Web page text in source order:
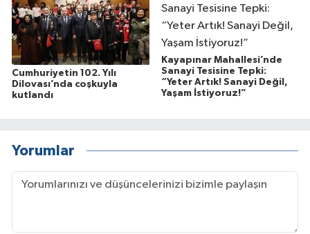
Cumhuriyetin 102. Yılı
Dilovası’nda coşkuyla
kutlandı
Kayapınar Mahallesi’nde
Sanayi Tesisine Tepki:
“Yeter Artık! Sanayi Değil,
Yaşam İstiyoruz!”
Yorumlar